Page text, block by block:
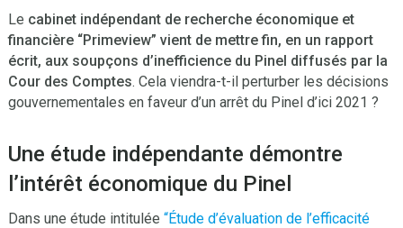
Le cabinet indépendant de recherche économique et
financière “Primeview” vient de mettre fin, en un rapport
écrit, aux soupçons d’inefficience du Pinel diffusés par la
Cour des Comptes. Cela viendra-t-il perturber les décisions
gouvernementales en faveur d’un arrêt du Pinel d’ici 2021 ?
Une étude indépendante démontre
l’intérêt économique du Pinel
Dans une étude intitulée “Étude d’évaluation de l’efficacité